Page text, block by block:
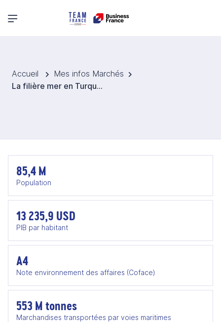
Menu principal
Accueil
Mes infos Marchés
La filière mer en Turquie
85,4 M
Population
13 235,9 USD
PIB par habitant
A4
Note environnement des affaires (Coface)
553 M tonnes
Marchandises transportées par voies maritimes